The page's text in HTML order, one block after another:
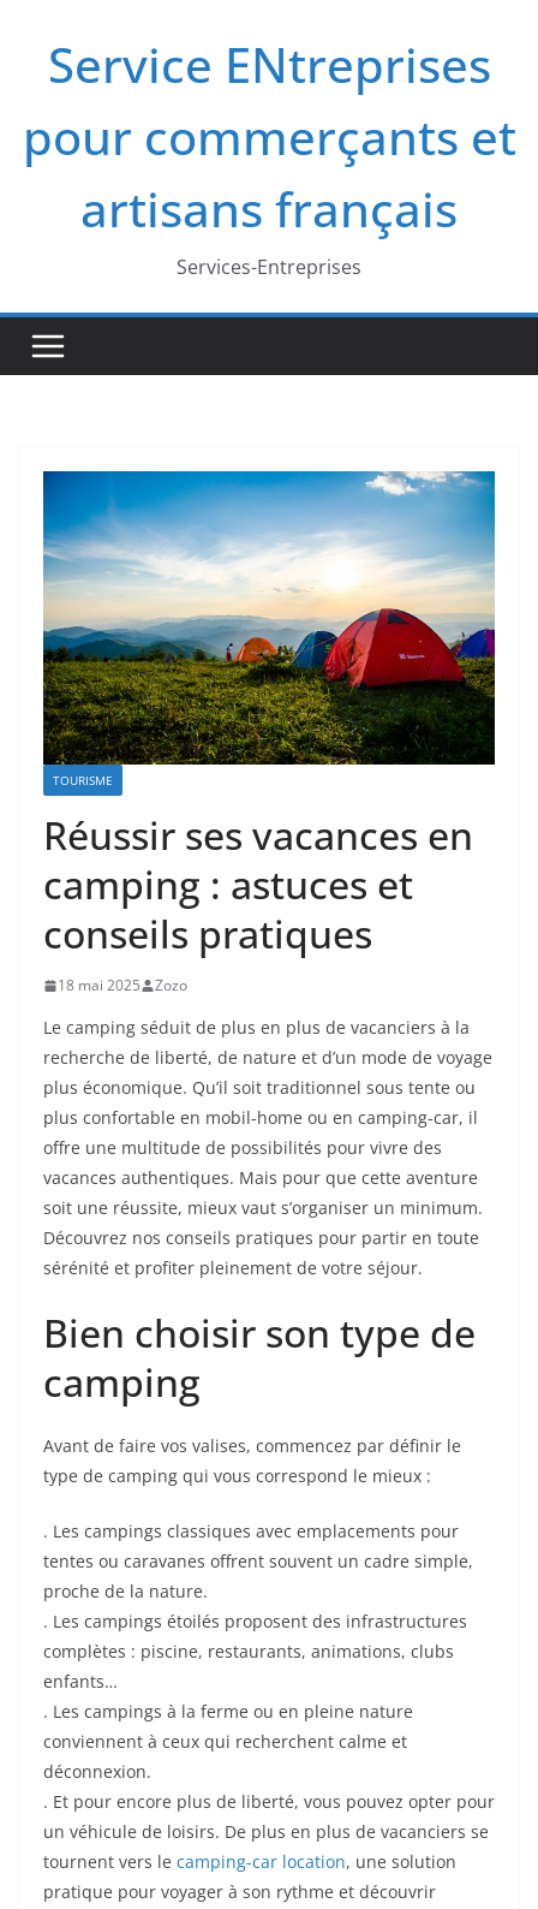
contenuService ENtreprises
pour commerçants et
artisans français
Services-Entreprises
TOURISME
Réussir ses vacances en
camping : astuces et
conseils pratiques
18 mai 2025 Zozo
Le camping séduit de plus en plus de vacanciers à la
recherche de liberté, de nature et d’un mode de voyage
plus économique. Qu’il soit traditionnel sous tente ou
plus confortable en mobil-home ou en camping-car, il
offre une multitude de possibilités pour vivre des
vacances authentiques. Mais pour que cette aventure
soit une réussite, mieux vaut s’organiser un minimum.
Découvrez nos conseils pratiques pour partir en toute
sérénité et profiter pleinement de votre séjour.
Bien choisir son type de
camping
Avant de faire vos valises, commencez par définir le
type de camping qui vous correspond le mieux :
. Les campings classiques avec emplacements pour
tentes ou caravanes offrent souvent un cadre simple,
proche de la nature.
. Les campings étoilés proposent des infrastructures
complètes : piscine, restaurants, animations, clubs
enfants…
. Les campings à la ferme ou en pleine nature
conviennent à ceux qui recherchent calme et
déconnexion.
. Et pour encore plus de liberté, vous pouvez opter pour
un véhicule de loisirs. De plus en plus de vacanciers se
tournent vers le camping-car location, une solution
pratique pour voyager à son rythme et découvrir